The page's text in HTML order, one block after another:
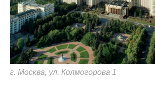
г. Москва, ул. Колмогорова 1